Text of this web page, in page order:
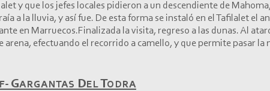
y que los jefes locales pidieron a un descendiente de
a la lluvia, y así fue. De esta forma se instaló en el Tafilalet el
en Marruecos.Finalizada la visita, regreso a las dunas. Al
efectuando el recorrido a camello, y que permite pasar la
Gargantas Del Todra